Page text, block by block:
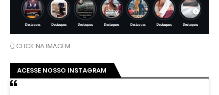
👆 CLICK NA IMAGEM
ACESSE NOSSO INSTAGRAM